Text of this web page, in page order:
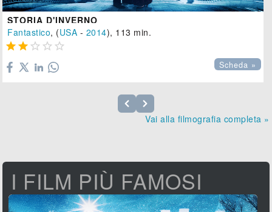
STORIA D'INVERNO
Fantastico, (USA - 2014), 113 min.
    
Scheda »
Vai alla filmografia completa »
I FILM PIÙ FAMOSI